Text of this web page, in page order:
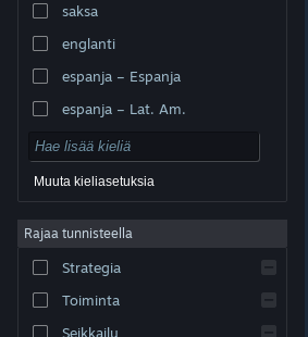
© Valve Corporation. Kaikki oikeudet pidätetään. Kaikki
Yhdysvalloissa ja kaikkialla maailmassa.
Helppokäyttötoiminnot
Hyvitykset|Evästeet
saksa
englanti
espanja – Espanja
espanja – Lat. Am.
Muuta kieliasetuksia
Rajaa tunnisteella
Strategia
Toiminta
Seikkailu